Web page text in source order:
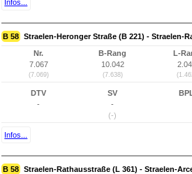
Infos...
B 58 Straelen-Heronger Straße (B 221) - Straelen-
Nr.
7.067
(7.069)
B-Rang
10.042
(7.638)
L-
DTV
-
SV
-
(-)
Infos...
B 58 Straelen-Rathausstraße (L 361) - Straelen-